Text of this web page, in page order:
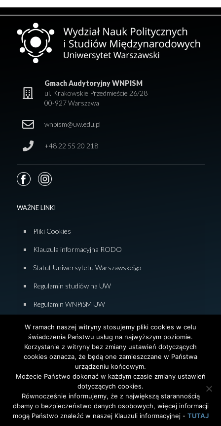
Gmach Audytoryjny WNPISM
ul. Krakowskie Przedmieście 26/28
00-927 Warszawa
wnpism@uw.edu.pl
+48 22 55 20 218
WAŻNE LINKI
Pliki Cookies
Klauzula informacyjna RODO
Statut Uniwersytetu Warszawskeigo
Regulamin studiów na UW
Regulamin WNPiSM UW
Deklaracja dostępności WNPiSM
© 2026 Wydział Nauk Politycznych i Studiów
Międzynarodowych. Uniwersytet Warszawski. All Rights
Reserved. Projekt i realizacja stronyAgencjaInterAktywni
W ramach naszej witryny stosujemy pliki cookies w celu
świadczenia Państwu usług na najwyższym poziomie.
Korzystanie z witryny bez zmiany ustawień dotyczących
cookies oznacza, że będą one zamieszczane w Państwa
urządzeniu końcowym.
Możecie Państwo dokonać w każdym czasie zmiany ustawień
dotyczących cookies.
Równocześnie informujemy, że z największą starannością
dbamy o bezpieczeństwo danych osobowych, więcej informacji
mogą Państwo znaleźć w naszej Klauzuli informacyjnej - TUTAJ